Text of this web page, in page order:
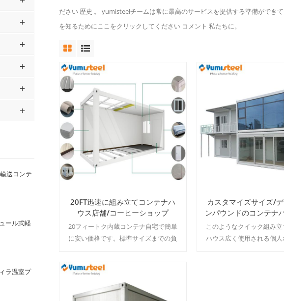
送コンテ
ール式軽
ラ温室プ
ださい 歴史 。 yumisteelチームは常に最高のサービスを提供する準備ができ
を知るためにここをクリックしてください コメント 私たちに。
20FT迅速に組み立てコンテナハ
ウス店舗/コーヒーショップ
20フィートク内蔵コンテナ自宅で簡単
に安い価格です。標準サイズまでの負
続きを読む
カスタマイズサイズ/
ンパウンドのコンテナ
のルーム
このようなクイック組み
ハウス広く使用される個